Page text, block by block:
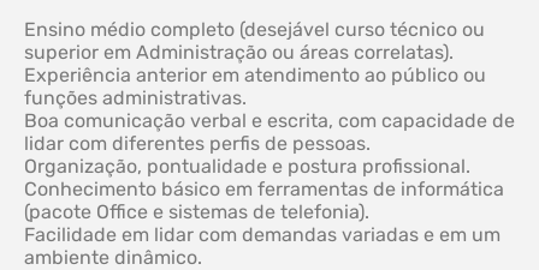
Ensino médio completo (desejável curso técnico ou
superior em Administração ou áreas correlatas).
Experiência anterior em atendimento ao público ou
funções administrativas.
Boa comunicação verbal e escrita, com capacidade de
lidar com diferentes perfis de pessoas.
Organização, pontualidade e postura profissional.
Conhecimento básico em ferramentas de informática
(pacote Office e sistemas de telefonia).
Facilidade em lidar com demandas variadas e em um
ambiente dinâmico.